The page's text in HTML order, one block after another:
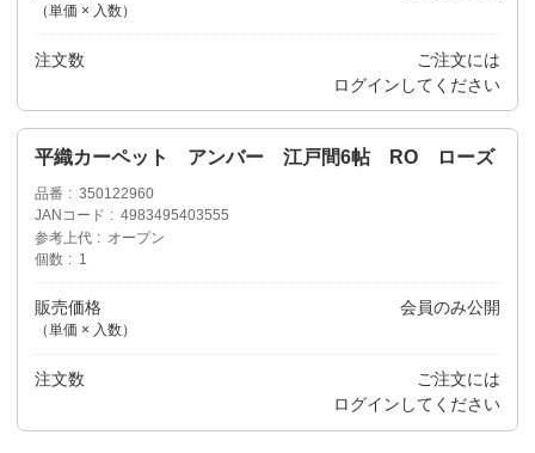
（単価 × 入数）
注文数
ご注文には
ログイン してください
平織カーペット アンバー 江戸間6帖 RO ローズ
品番
350122960
JANコード
4983495403555
参考上代
オープン
個数
1
販売価格
（単価 × 入数）
会員のみ公開
注文数
ご注文には
ログイン してください